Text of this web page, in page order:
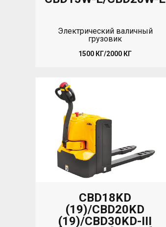
Электрический валичный
грузовик
1500 КГ/2000 КГ
CBD18KD
(19)/CBD20KD
(19)/CBD30KD-III